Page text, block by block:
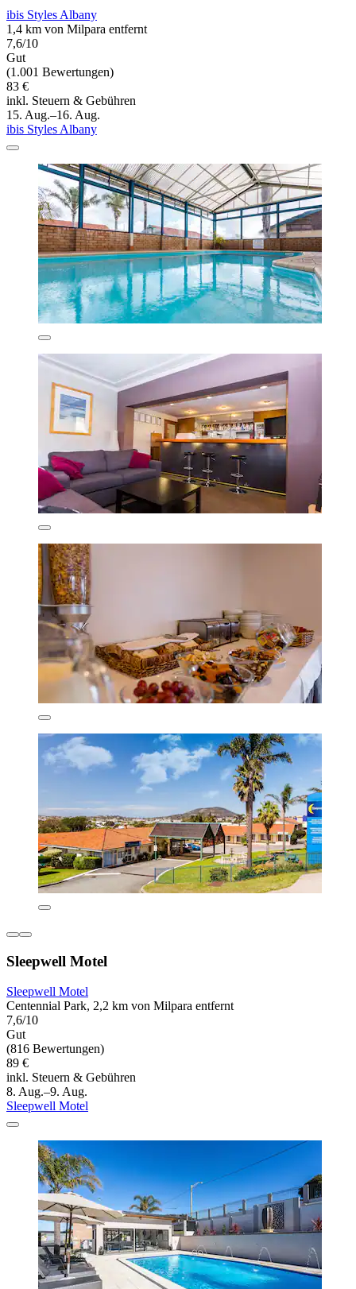
ibis Styles Albany
1,4 km von Milpara entfernt
7,6/10
Gut
(1.001 Bewertungen)
83 €
inkl. Steuern & Gebühren
15. Aug.–16. Aug.
ibis Styles Albany
Sleepwell Motel
Sleepwell Motel
Centennial Park, 2,2 km von Milpara entfernt
7,6/10
Gut
(816 Bewertungen)
89 €
inkl. Steuern & Gebühren
8. Aug.–9. Aug.
Sleepwell Motel